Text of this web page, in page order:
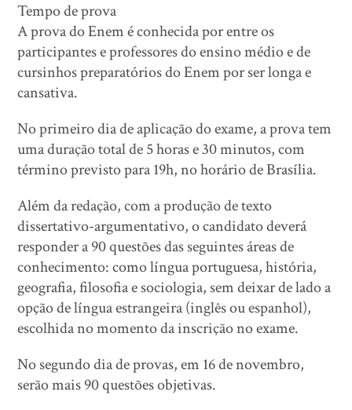
Tempo de prova
A prova do Enem é conhecida por entre os
participantes e professores do ensino médio e de
cursinhos preparatórios do Enem por ser longa e
cansativa.
No primeiro dia de aplicação do exame, a prova tem
uma duração total de 5 horas e 30 minutos, com
término previsto para 19h, no horário de Brasília.
Além da redação, com a produção de texto
dissertativo-argumentativo, o candidato deverá
responder a 90 questões das seguintes áreas de
conhecimento: como língua portuguesa, história,
geografia, filosofia e sociologia, sem deixar de lado a
opção de língua estrangeira (inglês ou espanhol),
escolhida no momento da inscrição no exame.
No segundo dia de provas, em 16 de novembro,
serão mais 90 questões objetivas.